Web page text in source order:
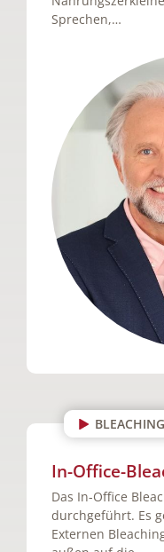
Sprechen,…
BLEACHING
In-Office-
Das In-Office
durchgeführt. Es
Externen